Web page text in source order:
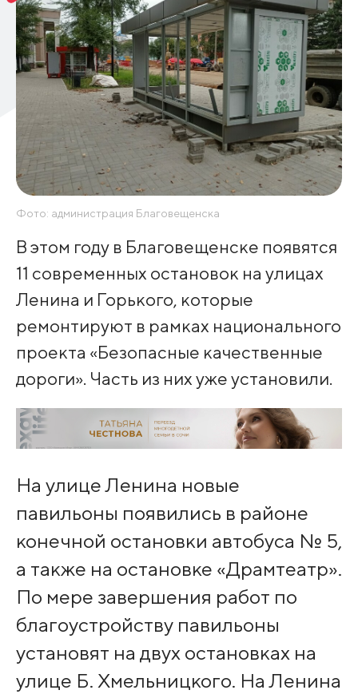
Фото: администрация Благовещенска
В этом году в Благовещенске появятся
11 современных остановок на улицах
Ленина и Горького, которые
ремонтируют в рамках национального
проекта «Безопасные качественные
дороги». Часть из них уже установили.
На улице Ленина новые
павильоны появились в районе
конечной остановки автобуса № 5,
а также на остановке «Драмтеатр».
По мере завершения работ по
благоустройству павильоны
установят на двух остановках на
улице Б. Хмельницкого. На Ленина